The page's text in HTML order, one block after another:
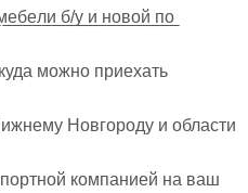
̲б̲/̲у̲ ̲и̲ ̲н̲о̲в̲о̲й̲ ̲п̲о̲
можно приехать
Новгороду и области
компанией на ваш